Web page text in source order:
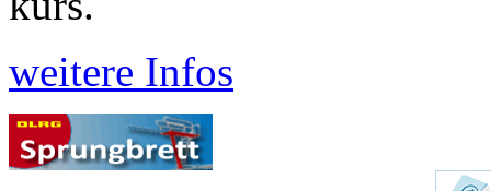
weitere Infos